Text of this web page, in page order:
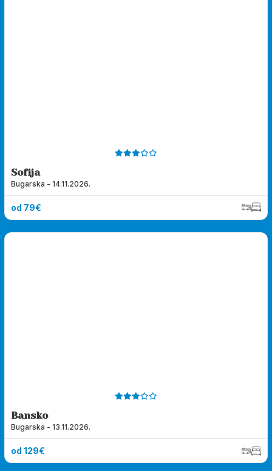
Sofija
Bugarska - 14.11.2026.
od 79€
Bansko
Bugarska - 13.11.2026.
od 129€